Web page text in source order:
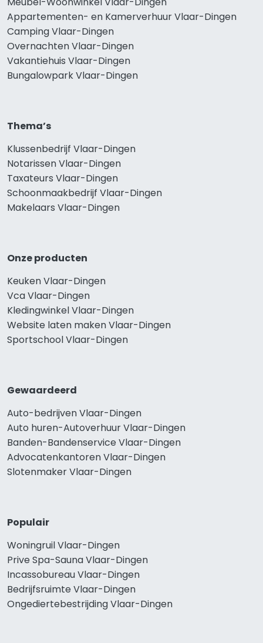
Appartementen- en Kamerverhuur Vlaar-Dingen
Camping Vlaar-Dingen
Overnachten Vlaar-Dingen
Vakantiehuis Vlaar-Dingen
Bungalowpark Vlaar-Dingen
Thema’s
Klussenbedrijf Vlaar-Dingen
Notarissen Vlaar-Dingen
Taxateurs Vlaar-Dingen
Schoonmaakbedrijf Vlaar-Dingen
Makelaars Vlaar-Dingen
Onze producten
Keuken Vlaar-Dingen
Vca Vlaar-Dingen
Kledingwinkel Vlaar-Dingen
Website laten maken Vlaar-Dingen
Sportschool Vlaar-Dingen
Gewaardeerd
Auto-bedrijven Vlaar-Dingen
Auto huren-Autoverhuur Vlaar-Dingen
Banden-Bandenservice Vlaar-Dingen
Advocatenkantoren Vlaar-Dingen
Slotenmaker Vlaar-Dingen
Populair
Woningruil Vlaar-Dingen
Prive Spa-Sauna Vlaar-Dingen
Incassobureau Vlaar-Dingen
Bedrijfsruimte Vlaar-Dingen
Ongediertebestrijding Vlaar-Dingen